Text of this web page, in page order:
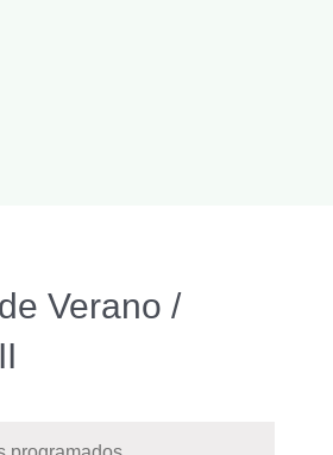
Verano /